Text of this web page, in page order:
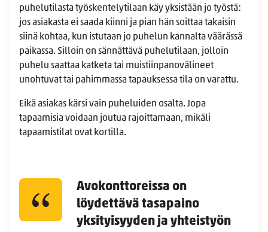
puhelutilasta työskentelytilaan käy yksistään jo työstä:
jos asiakasta ei saada kiinni ja pian hän soittaa takaisin
siinä kohtaa, kun istutaan jo puhelun kannalta väärässä
paikassa. Silloin on sännättävä puhelutilaan, jolloin
puhelu saattaa katketa tai muistiinpanovälineet
unohtuvat tai pahimmassa tapauksessa tila on varattu.
Eikä asiakas kärsi vain puheluiden osalta. Jopa
tapaamisia voidaan joutua rajoittamaan, mikäli
tapaamistilat ovat kortilla.
Avokonttoreissa on
löydettävä tasapaino
yksityisyyden ja yhteistyön